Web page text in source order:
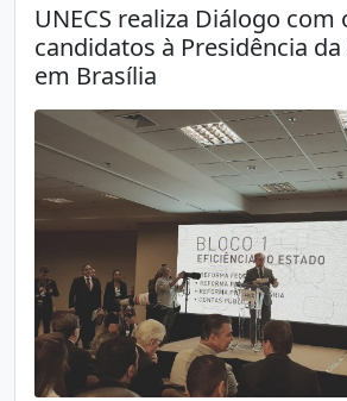
UNECS realiza Diálogo com
candidatos à Presidência da
em Brasília